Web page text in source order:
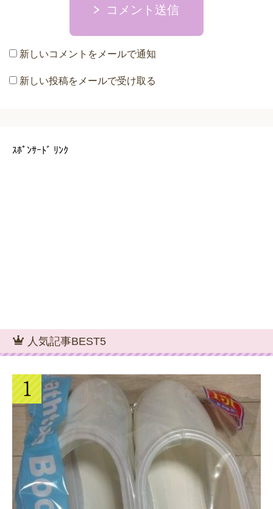
コメント送信
新しいコメントをメールで通知
新しい投稿をメールで受け取る
ｽﾎﾟﾝｻｰﾄﾞ ﾘﾝｸ
人気記事BEST5